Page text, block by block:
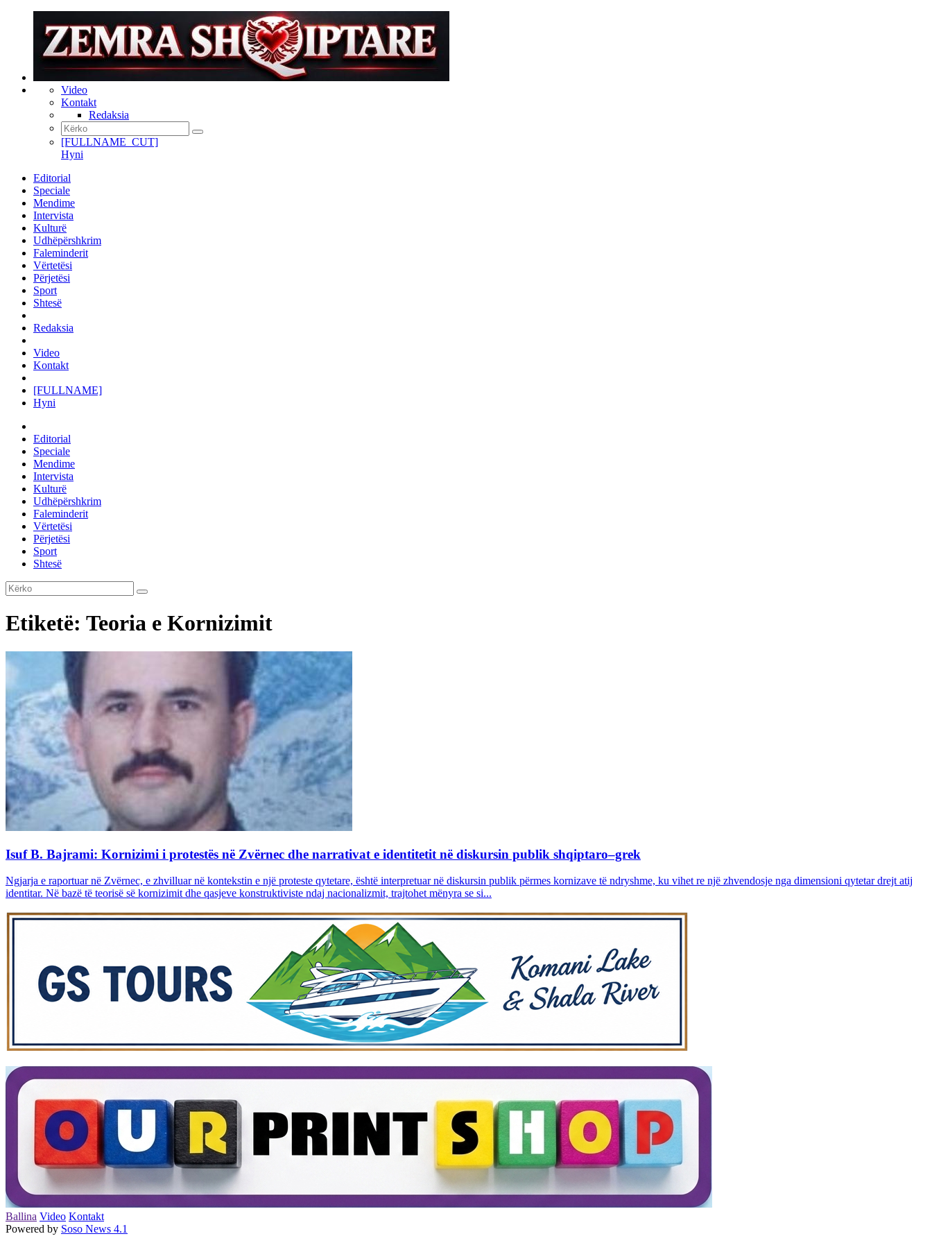
Video
Kontakt
Redaksia
[FULLNAME_CUT]
Hyni
Editorial
Speciale
Mendime
Intervista
Kulturë
Udhëpërshkrim
Faleminderit
Vërtetësi
Përjetësi
Sport
Shtesë
Redaksia
Video
Kontakt
[FULLNAME]
Hyni
Editorial
Speciale
Mendime
Intervista
Kulturë
Udhëpërshkrim
Faleminderit
Vërtetësi
Përjetësi
Sport
Shtesë
Etiketë: Teoria e Kornizimit
Isuf B. Bajrami: Kornizimi i protestës në Zvërnec dhe narrativat e identitetit në diskursin publik shqiptaro–grek
Ngjarja e raportuar në Zvërnec, e zhvilluar në kontekstin e një proteste qytetare, është interpretuar në diskursin publik përmes kornizave të ndryshme, ku vihet re një zhvendosje nga dimensioni qytetar drejt atij
identitar. Në bazë të teorisë së kornizimit dhe qasjeve konstruktiviste ndaj nacionalizmit, trajtohet mënyra se si...
Ballina Video Kontakt
Powered by Soso News 4.1